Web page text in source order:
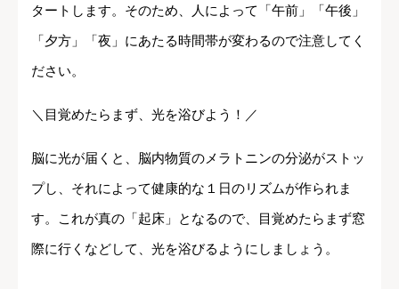
タートします。そのため、人によって「午前」「午後」
「夕方」「夜」にあたる時間帯が変わるので注意してく
ださい。
＼目覚めたらまず、光を浴びよう！／
脳に光が届くと、脳内物質のメラトニンの分泌がストッ
プし、それによって健康的な１日のリズムが作られま
す。これが真の「起床」となるので、目覚めたらまず窓
際に行くなどして、光を浴びるようにしましょう。